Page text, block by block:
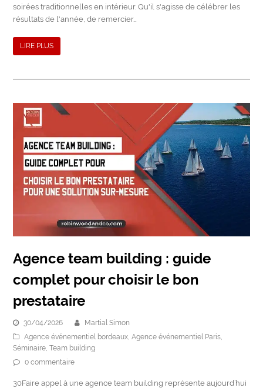
soirées traditionnelles en intérieur. Qu'il s'agisse de célébrer les
résultats de l'année, de remercier…
LIRE PLUS
Agence team building : guide
complet pour choisir le bon
prestataire
30/04/2026
Martial Simon
Agence événementiel bordeaux,Agence événementiel Paris,
Séminaire,Team building
0 commentaire
30Faire appel à une agence team building représente aujourd’hui